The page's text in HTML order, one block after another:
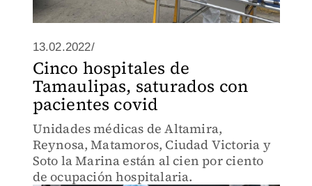
13.02.2022/
Cinco hospitales de
Tamaulipas, saturados con
pacientes covid
Unidades médicas de Altamira,
Reynosa, Matamoros, Ciudad Victoria y
Soto la Marina están al cien por ciento
de ocupación hospitalaria.